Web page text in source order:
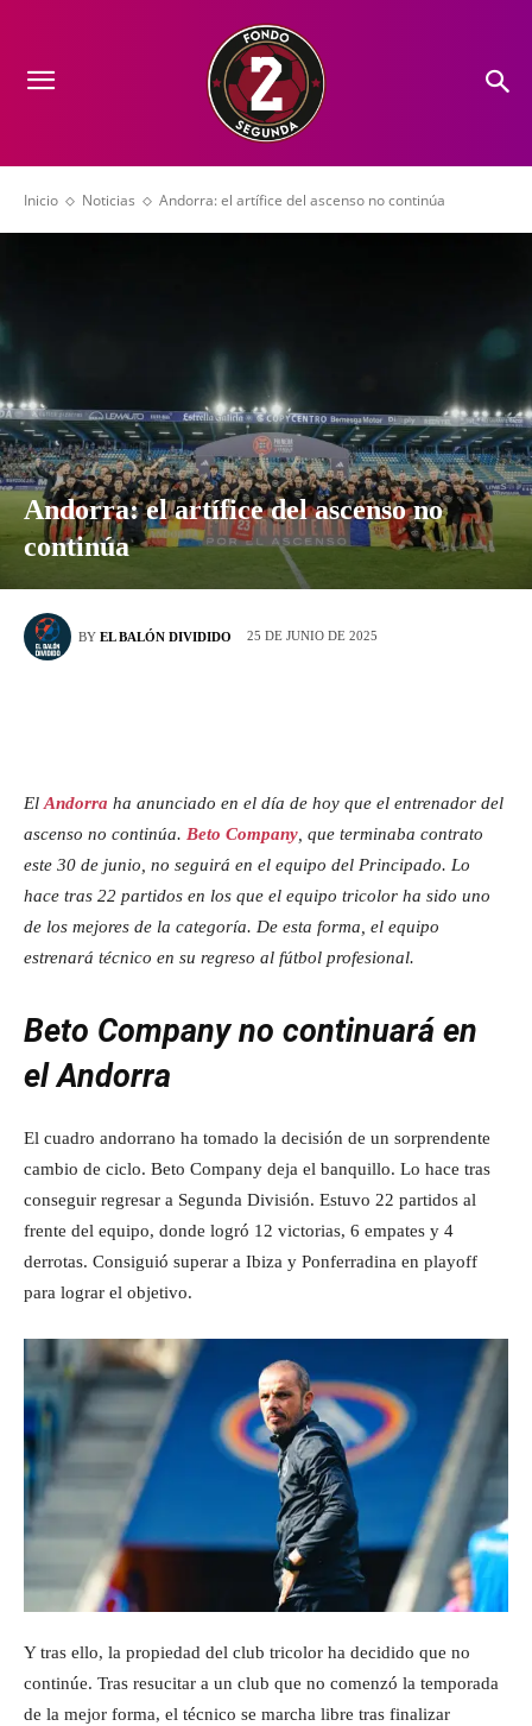
Inicio Noticias Andorra: el artífice del ascenso no continúa
Andorra: el artífice del ascenso no
continúa
BY EL BALÓN DIVIDIDO 25 DE JUNIO DE 2025
El Andorra ha anunciado en el día de hoy que el entrenador del
ascenso no continúa. Beto Company , que terminaba contrato
este 30 de junio, no seguirá en el equipo del Principado. Lo
hace tras 22 partidos en los que el equipo tricolor ha sido uno
de los mejores de la categoría. De esta forma, el equipo
estrenará técnico en su regreso al fútbol profesional.
Beto Company no continuará en
el Andorra
El cuadro andorrano ha tomado la decisión de un sorprendente
cambio de ciclo. Beto Company deja el banquillo. Lo hace tras
conseguir regresar a Segunda División. Estuvo 22 partidos al
frente del equipo, donde logró 12 victorias, 6 empates y 4
derrotas. Consiguió superar a Ibiza y Ponferradina en playoff
para lograr el objetivo.
Y tras ello, la propiedad del club tricolor ha decidido que no
continúe. Tras resucitar a un club que no comenzó la temporada
de la mejor forma, el técnico se marcha libre tras finalizar